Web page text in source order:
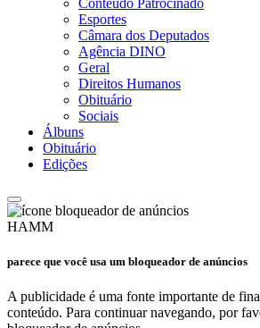
Esportes
Câmara dos Deputados
Agência DINO
Geral
Direitos Humanos
Obituário
Sociais
Álbuns
Obituário
Edições
HAMM
parece que você usa um bloqueador de anúncios
A publicidade é uma fonte importante de
conteúdo. Para continuar navegando, por